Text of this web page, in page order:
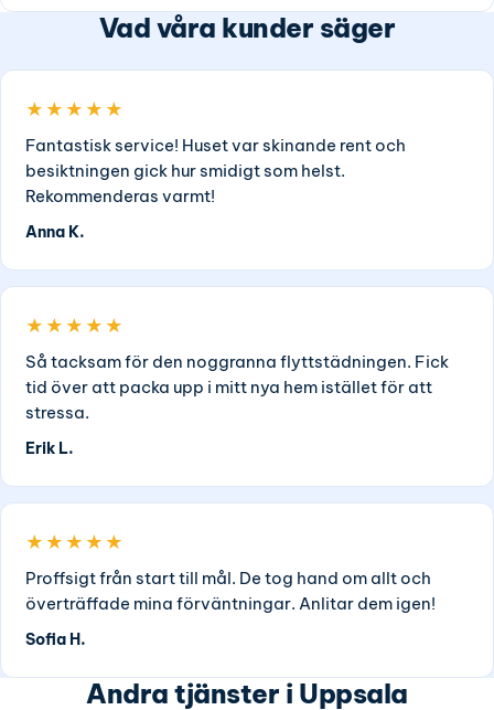
Vad våra kunder säger
★★★★★
Fantastisk service! Huset var skinande rent och
besiktningen gick hur smidigt som helst.
Rekommenderas varmt!
Anna K.
★★★★★
Så tacksam för den noggranna flyttstädningen. Fick
tid över att packa upp i mitt nya hem istället för att
stressa.
Erik L.
★★★★★
Proffsigt från start till mål. De tog hand om allt och
överträffade mina förväntningar. Anlitar dem igen!
Sofia H.
Andra tjänster i Uppsala